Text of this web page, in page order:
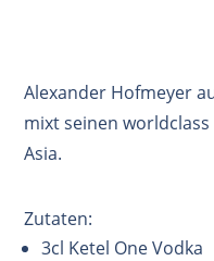
Alexander Hofmeyer
mixt seinen
Asia.
Zutaten:
3cl Ketel One Vodka